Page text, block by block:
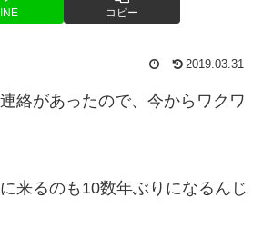
コピー
2019.03.31
絡があったので、今からワクワ
来るのも10数年ぶりになるんじ